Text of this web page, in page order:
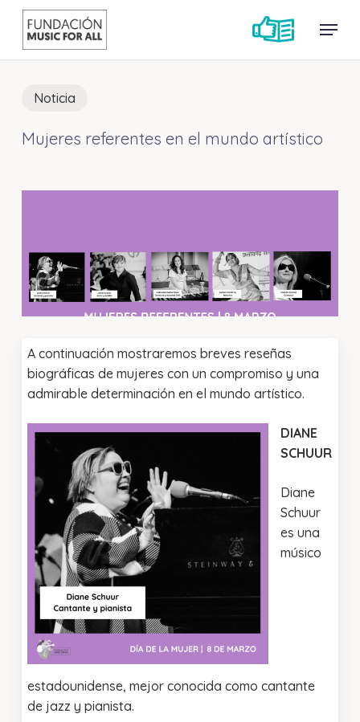
Skip
main
Menu
Noticia
Mujeres referentes en el mundo artístico
A continuación mostraremos breves reseñas
biográficas de mujeres con un compromiso y una
admirable determinación en el mundo artístico.
DIANE
SCHUUR
Diane
Schuur
es una
músico
estadounidense, mejor conocida como cantante
de jazz y pianista.